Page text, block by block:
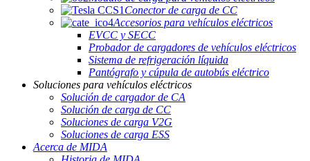
Conector de carga de CC
Accesorios para vehículos eléctricos
EVCC y SECC
Probador de cargadores de vehículos eléctricos
Sistema de refrigeración líquida
Pantógrafo y cúpula de autobús eléctrico
Soluciones para vehículos eléctricos
Solución de cargador de CA
Solución de carga de CC
Soluciones de carga V2G
Soluciones de carga ESS
Acerca de MIDA